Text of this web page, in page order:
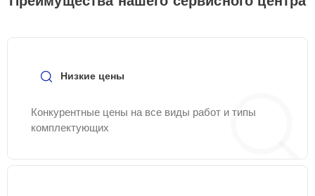
Низкие цены
Конкурентные цены на все виды работ и типы
комплектующих